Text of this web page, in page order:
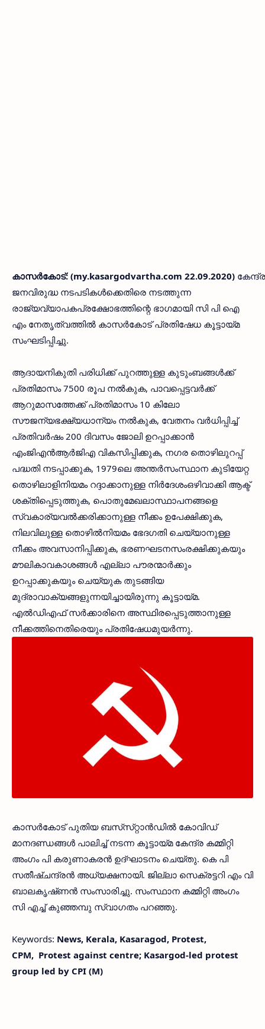
കാസർകോട്‌: (my.kasargodvartha.com 22.09.2020)
ജനവിരുദ്ധ നടപടികൾക്കെതിരെ നടത്തുന്ന
രാജ്യവ്യാപകപ്രക്ഷോഭത്തിന്റെ ഭാഗമായി സി പി ഐ
എം നേതൃത്വത്തിൽ കാസർകോട്‌ പ്രതിഷേധ കൂട്ടായ്‌മ
സംഘടിപ്പിച്ചു.
ആദായനികുതി പരിധിക്ക്‌ പുറത്തുള്ള കുടുംബങ്ങൾക്ക്‌
പ്രതിമാസം 7500 രൂപ നൽകുക, പാവപ്പെട്ടവർക്ക്‌
ആറുമാസത്തേക്ക്‌ പ്രതിമാസം 10 കിലോ
സൗജന്യഭക്ഷ്യധാന്യം നൽകുക, വേതനം വർധിപ്പിച്ച്‌
പ്രതിവർഷം 200 ദിവസം ജോലി ഉറപ്പാക്കാൻ
എംജിഎൻആർജിഎ വികസിപ്പിക്കുക, നഗര തൊഴിലുറപ്പ്‌
പദ്ധതി നടപ്പാക്കുക, 1979ലെ അന്തർസംസ്ഥാന കുടിയേറ്റ
തൊഴിലാളിനിയമം റദ്ദാക്കാനുള്ള നിർദേശംഒഴിവാക്കി ആക്ട്‌
ശക്തിപ്പെടുത്തുക, പൊതുമേഖലാസ്ഥാപനങ്ങളെ
സ്വകാര്യവൽക്കരിക്കാനുള്ള നീക്കം ഉപേക്ഷിക്കുക,
നിലവിലുള്ള തൊഴിൽനിയമം ഭേദഗതി ചെയ്യാനുള്ള
നീക്കം അവസാനിപ്പിക്കുക, ഭരണഘടനസംരക്ഷിക്കുകയും
മൗലികാവകാശങ്ങൾ എല്ലാ പൗരന്മാർക്കും
ഉറപ്പാക്കുകയും ചെയ്യുക തുടങ്ങിയ
മുദ്രാവാക്യങ്ങളുന്നയിച്ചായിരുന്നു കൂട്ടായ്‌മ.
എൽഡിഎഫ്‌ സർക്കാരിനെ അസ്ഥിരപ്പെടുത്താനുള്ള
നീക്കത്തിനെതിരെയും പ്രതിഷേധമുയർന്നു.
കാസർകോട്‌ പുതിയ ബസ്‌സ്‌റ്റാൻഡിൽ കോവിഡ്‌
മാനദണ്ഡങ്ങൾ പാലിച്ച്‌ നടന്ന കൂട്ടായ്‌മ കേന്ദ്ര കമ്മിറ്റി
അംഗം പി കരുണാകരൻ ഉദ്‌ഘാടനം ചെയ്‌തു. കെ പി
സതീഷ്‌ചന്ദ്രൻ അധ്യക്ഷനായി. ജില്ലാ സെക്രട്ടറി എം വി
ബാലകൃഷ്‌ണൻ സംസാരിച്ചു. സംസ്ഥാന കമ്മിറ്റി അംഗം
സി എച്ച്‌ കുഞ്ഞമ്പു സ്വാഗതം പറഞ്ഞു.
Keywords: News, Kerala, Kasaragod, Protest,
CPM, Protest against centre; Kasargod-led protest
group led by CPI (M)